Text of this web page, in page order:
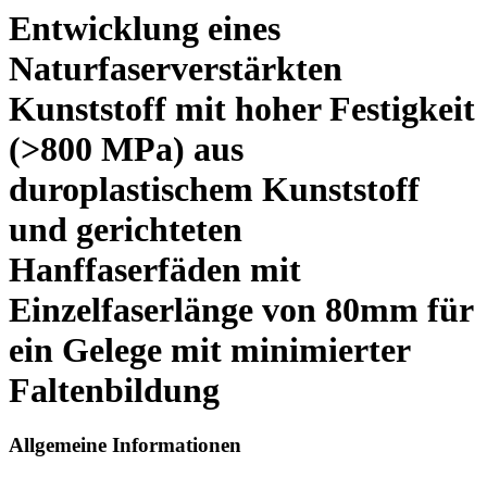
Entwicklung eines
Naturfaserverstärkten
Kunststoff mit hoher Festigkeit
(>800 MPa) aus
duroplastischem Kunststoff
und gerichteten
Hanffaserfäden mit
Einzelfaserlänge von 80mm für
ein Gelege mit minimierter
Faltenbildung
Allgemeine Informationen